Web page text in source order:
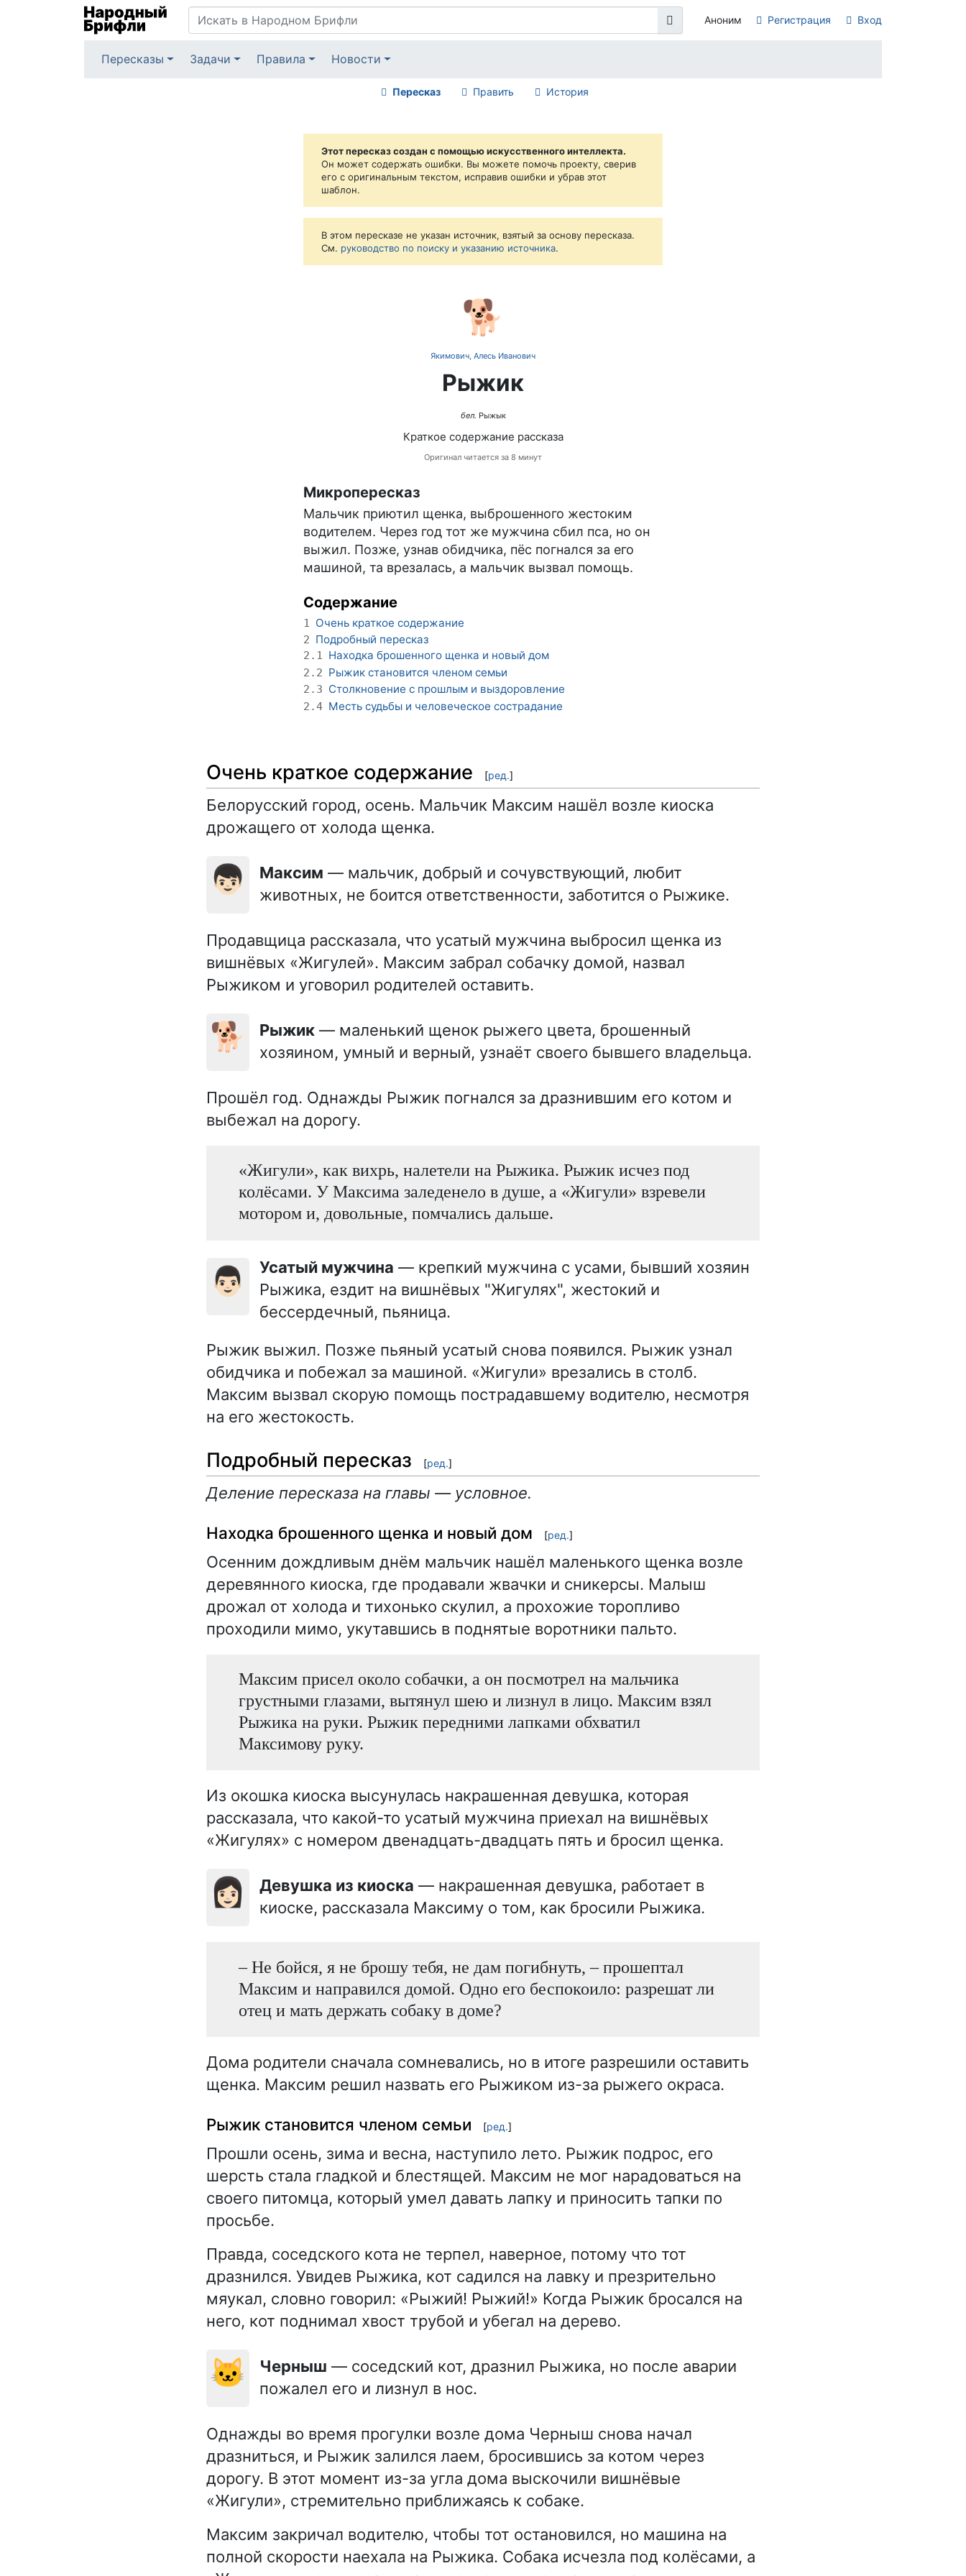
Аноним Регистрация Вход
Пересказы Задачи Правила Новости
Пересказ Править История
Этот пересказ создан с помощью искусственного интеллекта.
Он может содержать ошибки. Вы можете помочь проекту, сверив
его с оригинальным текстом, исправив ошибки и убрав этот
шаблон.
В этом пересказе не указан источник, взятый за основу пересказа.
См. руководство по поиску и указанию источника.
🐕
Якимович, Алесь Иванович
Рыжик
бел. Рыжык
Краткое содержание рассказа
Оригинал читается за 8 минут
Микропересказ
Мальчик приютил щенка, выброшенного жестоким
водителем. Через год тот же мужчина сбил пса, но он
выжил. Позже, узнав обидчика, пёс погнался за его
машиной, та врезалась, а мальчик вызвал помощь.
Содержание
1 Очень краткое содержание
2 Подробный пересказ
2.1 Находка брошенного щенка и новый дом
2.2 Рыжик становится членом семьи
2.3 Столкновение с прошлым и выздоровление
2.4 Месть судьбы и человеческое сострадание
Очень краткое содержание [ред.]
Белорусский город, осень. Мальчик Максим нашёл возле киоска
дрожащего от холода щенка.
👦🏻 Максим — мальчик, добрый и сочувствующий, любит
животных, не боится ответственности, заботится о Рыжике.
Продавщица рассказала, что усатый мужчина выбросил щенка из
вишнёвых «Жигулей». Максим забрал собачку домой, назвал
Рыжиком и уговорил родителей оставить.
🐕 Рыжик — маленький щенок рыжего цвета, брошенный
хозяином, умный и верный, узнаёт своего бывшего владельца.
Прошёл год. Однажды Рыжик погнался за дразнившим его котом и
выбежал на дорогу.
«Жигули», как вихрь, налетели на Рыжика. Рыжик исчез под
колёсами. У Максима заледенело в душе, а «Жигули» взревели
мотором и, довольные, помчались дальше.
👨🏻 Усатый мужчина — крепкий мужчина с усами, бывший хозяин
Рыжика, ездит на вишнёвых "Жигулях", жестокий и
бессердечный, пьяница.
Рыжик выжил. Позже пьяный усатый снова появился. Рыжик узнал
обидчика и побежал за машиной. «Жигули» врезались в столб.
Максим вызвал скорую помощь пострадавшему водителю, несмотря
на его жестокость.
Подробный пересказ [ред.]
Деление пересказа на главы — условное.
Находка брошенного щенка и новый дом [ред.]
Осенним дождливым днём мальчик нашёл маленького щенка возле
деревянного киоска, где продавали жвачки и сникерсы. Малыш
дрожал от холода и тихонько скулил, а прохожие торопливо
проходили мимо, укутавшись в поднятые воротники пальто.
Максим присел около собачки, а он посмотрел на мальчика
грустными глазами, вытянул шею и лизнул в лицо. Максим взял
Рыжика на руки. Рыжик передними лапками обхватил
Максимову руку.
Из окошка киоска высунулась накрашенная девушка, которая
рассказала, что какой-то усатый мужчина приехал на вишнёвых
«Жигулях» с номером двенадцать-двадцать пять и бросил щенка.
👩🏻 Девушка из киоска — накрашенная девушка, работает в
киоске, рассказала Максиму о том, как бросили Рыжика.
– Не бойся, я не брошу тебя, не дам погибнуть, – прошептал
Максим и направился домой. Одно его беспокоило: разрешат ли
отец и мать держать собаку в доме?
Дома родители сначала сомневались, но в итоге разрешили оставить
щенка. Максим решил назвать его Рыжиком из-за рыжего окраса.
Рыжик становится членом семьи [ред.]
Прошли осень, зима и весна, наступило лето. Рыжик подрос, его
шерсть стала гладкой и блестящей. Максим не мог нарадоваться на
своего питомца, который умел давать лапку и приносить тапки по
просьбе.
Правда, соседского кота не терпел, наверное, потому что тот
дразнился. Увидев Рыжика, кот садился на лавку и презрительно
мяукал, словно говорил: «Рыжий! Рыжий!» Когда Рыжик бросался на
него, кот поднимал хвост трубой и убегал на дерево.
🐱 Черныш — соседский кот, дразнил Рыжика, но после аварии
пожалел его и лизнул в нос.
Однажды во время прогулки возле дома Черныш снова начал
дразниться, и Рыжик залился лаем, бросившись за котом через
дорогу. В этот момент из-за угла дома выскочили вишнёвые
«Жигули», стремительно приближаясь к собаке.
Максим закричал водителю, чтобы тот остановился, но машина на
полной скорости наехала на Рыжика. Собака исчезла под колёсами, а